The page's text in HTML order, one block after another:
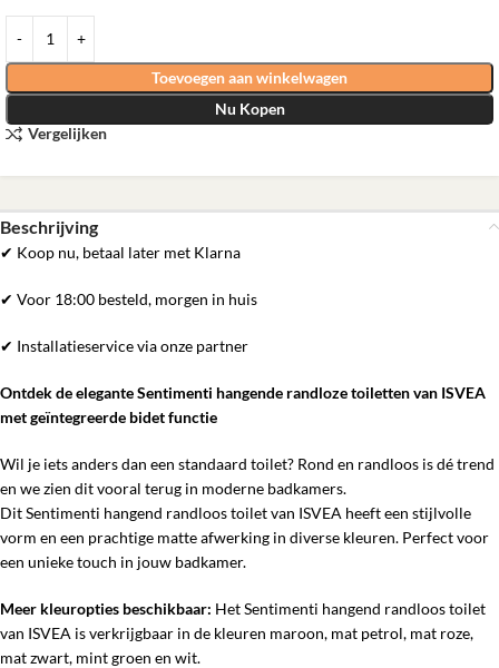
Toevoegen aan winkelwagen
Nu Kopen
Vergelijken
Beschrijving
✔ Koop nu, betaal later met Klarna
✔ Voor 18:00 besteld, morgen in huis
✔ Installatieservice via onze partner
Ontdek de elegante Sentimenti hangende randloze toiletten van ISVEA
met geïntegreerde bidet functie
Wil je iets anders dan een standaard toilet? Rond en randloos is dé trend
en we zien dit vooral terug in moderne badkamers.
Dit Sentimenti hangend randloos toilet van ISVEA heeft een stijlvolle
vorm en een prachtige matte afwerking in diverse kleuren. Perfect voor
een unieke touch in jouw badkamer.
Meer kleuropties beschikbaar: Het Sentimenti hangend randloos toilet
van ISVEA is verkrijgbaar in de kleuren maroon, mat petrol, mat roze,
mat zwart, mint groen en wit.